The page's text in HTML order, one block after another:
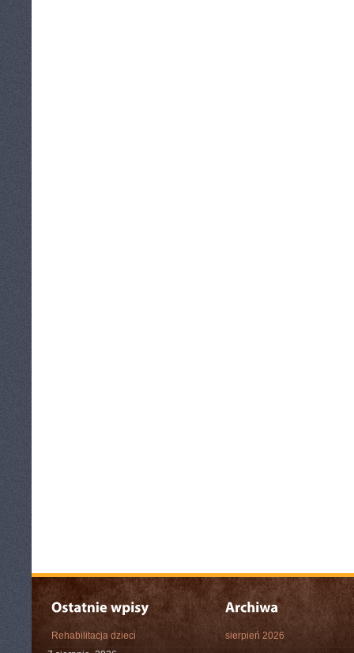
Rehabilitacja dzieci
sierpień 2026